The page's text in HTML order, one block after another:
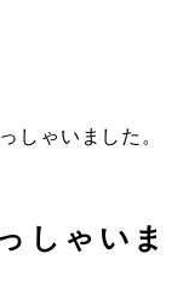
しゃいました。
しゃいま